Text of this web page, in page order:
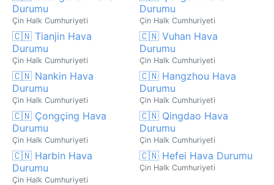
Durumu
Çin Halk Cumhuriyeti
Durumu
Çin Halk Cumhuriyeti
🇨🇳 Tianjin Hava
Durumu
Çin Halk Cumhuriyeti
🇨🇳 Vuhan Hava
Durumu
Çin Halk Cumhuriyeti
🇨🇳 Nankin Hava
Durumu
Çin Halk Cumhuriyeti
🇨🇳 Hangzhou Hava
Durumu
Çin Halk Cumhuriyeti
🇨🇳 Çongçing Hava
Durumu
Çin Halk Cumhuriyeti
🇨🇳 Qingdao Hava
Durumu
Çin Halk Cumhuriyeti
🇨🇳 Harbin Hava
Durumu
Çin Halk Cumhuriyeti
🇨🇳 Hefei Hava Durumu
Çin Halk Cumhuriyeti